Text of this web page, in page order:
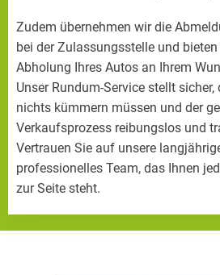
Zudem übernehmen wir die
bei der Zulassungsstelle und
Abholung Ihres Autos an Ihrem
Unser Rundum-Service stellt
nichts kümmern müssen und der
Verkaufsprozess reibungslos und
Vertrauen Sie auf unsere
professionelles Team, das Ihnen
zur Seite steht.